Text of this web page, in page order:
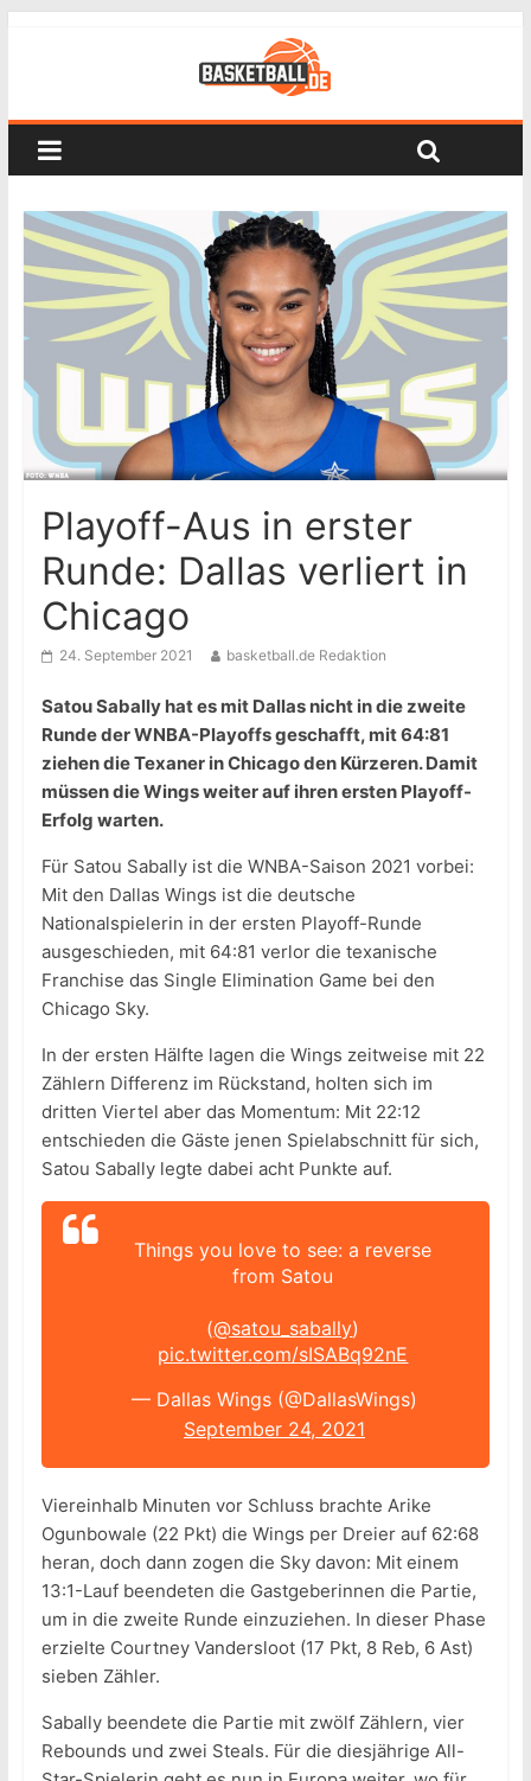
Playoff-Aus in erster
Runde: Dallas verliert in
Chicago
24. September 2021 basketball.de Redaktion
Satou Sabally hat es mit Dallas nicht in die zweite
Runde der WNBA-Playoffs geschafft, mit 64:81
ziehen die Texaner in Chicago den Kürzeren. Damit
müssen die Wings weiter auf ihren ersten Playoff-
Erfolg warten.
Für Satou Sabally ist die WNBA-Saison 2021 vorbei:
Mit den Dallas Wings ist die deutsche
Nationalspielerin in der ersten Playoff-Runde
ausgeschieden, mit 64:81 verlor die texanische
Franchise das Single Elimination Game bei den
Chicago Sky.
In der ersten Hälfte lagen die Wings zeitweise mit 22
Zählern Differenz im Rückstand, holten sich im
dritten Viertel aber das Momentum: Mit 22:12
entschieden die Gäste jenen Spielabschnitt für sich,
Satou Sabally legte dabei acht Punkte auf.
Things you love to see: a reverse
from Satou
(@satou_sabally)
pic.twitter.com/sISABq92nE
— Dallas Wings (@DallasWings)
September 24, 2021
Viereinhalb Minuten vor Schluss brachte Arike
Ogunbowale (22 Pkt) die Wings per Dreier auf 62:68
heran, doch dann zogen die Sky davon: Mit einem
13:1-Lauf beendeten die Gastgeberinnen die Partie,
um in die zweite Runde einzuziehen. In dieser Phase
erzielte Courtney Vandersloot (17 Pkt, 8 Reb, 6 Ast)
sieben Zähler.
Sabally beendete die Partie mit zwölf Zählern, vier
Rebounds und zwei Steals. Für die diesjährige All-